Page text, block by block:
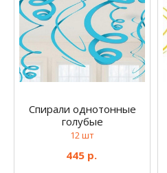
Спирали однотонные
голубые
12 шт
445 р.